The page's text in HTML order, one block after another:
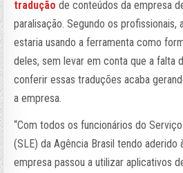
tradução de conteúdos da empresa
paralisação. Segundo os profissionais,
estaria usando a ferramenta como
deles, sem levar em conta que a falta
conferir essas traduções acaba
a empresa.
“Com todos os funcionários do
(SLE) da Agência Brasil tendo aderido
empresa passou a utilizar aplicativos